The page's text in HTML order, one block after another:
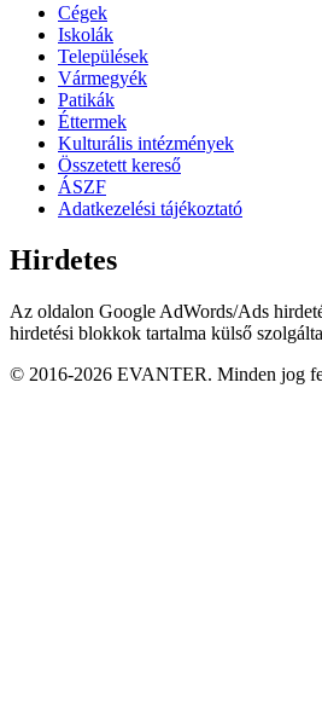
Cégek
Iskolák
Települések
Vármegyék
Patikák
Éttermek
Kulturális intézmények
Összetett kereső
ÁSZF
Adatkezelési tájékoztató
Hirdetes
Az oldalon Google AdWords/Ads
hirdetési blokkok tartalma külső
© 2016-2026 EVANTER. Minden jog